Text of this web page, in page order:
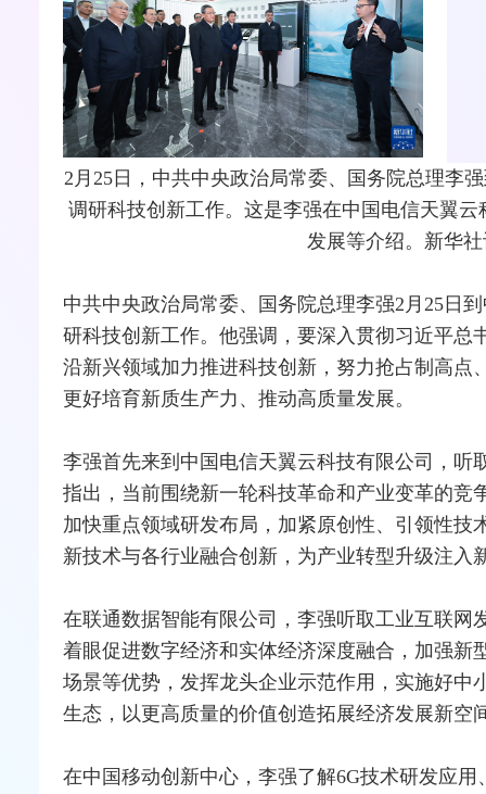
2月25日，中共中央政治局常委、国务院总理李
调研科技创新工作。这是李强在中国电信天翼
发展等介绍。新华
中共中央政治局常委、国务院总理李强2月25日
研科技创新工作。他强调，要深入贯彻习近平总
沿新兴领域加力推进科技创新，努力抢占制高点
更好培育新质生产力、推动高质量发展。
李强首先来到中国电信天翼云科技有限公司，听
指出，当前围绕新一轮科技革命和产业变革的竞
加快重点领域研发布局，加紧原创性、引领性
新技术与各行业融合创新，为产业转型升级注入
在联通数据智能有限公司，李强听取工业互联网
着眼促进数字经济和实体经济深度融合，加强新
场景等优势，发挥龙头企业示范作用，实施好中
生态，以更高质量的价值创造拓展经济发展新空
在中国移动创新中心，李强了解6G技术研发应用